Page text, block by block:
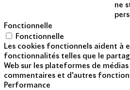
ne
Fonctionnelle
Fonctionnelle
Les cookies fonctionnels aident à
fonctionnalités telles que le
Web sur les plateformes de
commentaires et d'autres
Performance